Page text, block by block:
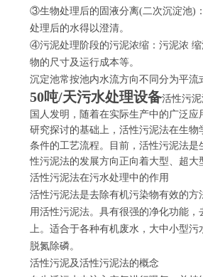
③生物处理后的固液分离(二次沉淀池)
处理后的水得以澄清。
④污泥处理阶段的污泥浓缩：污泥浓
物的尺寸及运行成本等。
沉定池常按池内水流方向不同分为平流
50吨/天污水处理设备活性污
国人发明，随着在实际生产中的广泛
研究探讨的基础上，活性污泥法在生
条件的工艺流程。目前，活性污泥法
性污泥法的发展方向正向着大型、超大
活性污泥法在污水处理中的作用
活性污泥法是去除有机污染物有效的
用活性污泥法。具有很强的净化功能
上。适合于各种有机废水，大中小型
脱氮除磷。
活性污泥及活性污泥法的概念